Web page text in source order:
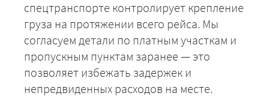
спецтранспорте контролирует крепление
груза на протяжении всего рейса. Мы
согласуем детали по платным участкам и
пропускным пунктам заранее — это
позволяет избежать задержек и
непредвиденных расходов на месте.